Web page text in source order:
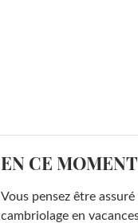
EN CE MOMENT
Vous pensez être
cambriolage en